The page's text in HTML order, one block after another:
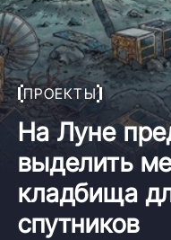
ПРОЕКТЫ
На Луне
выделить
кладбища
спутников